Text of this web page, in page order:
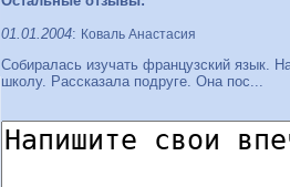
01.01.2004: Коваль Анастасия
Собиралась изучать французский язык.
школу. Рассказала подруге. Она пос...